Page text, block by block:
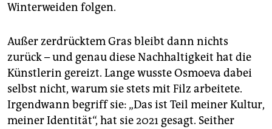
Winterweiden folgen.
Außer zerdrücktem Gras bleibt dann nichts
zurück – und genau diese Nachhaltigkeit hat die
Künstlerin gereizt. Lange wusste Osmoeva dabei
selbst nicht, warum sie stets mit Filz arbeitete.
Irgendwann begriff sie: „Das ist Teil meiner Kultur,
meiner Identität“, hat sie 2021 gesagt. Seither